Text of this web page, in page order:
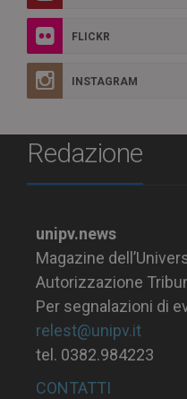
FLICKR
INSTAGRAM
Redazione
unipv.news
Magazine
Autorizzazione
Per segnalazioni di
relest@unipv.it
tel. 0382.984223
CONTATTI